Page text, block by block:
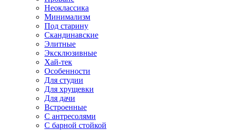
Неоклассика
Минимализм
Под старину
Скандинавские
Элитные
Эксклюзивные
Хай-тек
Особенности
Для студии
Для хрущевки
Для дачи
Встроенные
С антресолями
С барной стойкой